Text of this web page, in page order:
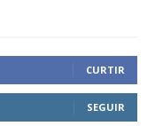
CURTIR
SEGUIR